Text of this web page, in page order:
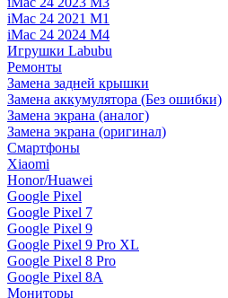
iMac 24 2021 M1
iMac 24 2024 M4
Игрушки Labubu
Ремонты
Замена задней крышки
Замена аккумулятора (Без ошибки)
Замена экрана (аналог)
Замена экрана (оригинал)
Смартфоны
Xiaomi
Honor/Huawei
Google Pixel
Google Pixel 7
Google Pixel 9
Google Pixel 9 Pro XL
Google Pixel 8 Pro
Google Pixel 8A
Мониторы